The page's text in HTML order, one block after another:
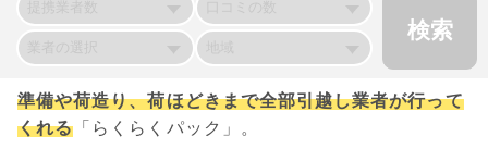
準備や荷造り、荷ほどきまで全部引越し業者が行って
くれる 「らくらくパック」。